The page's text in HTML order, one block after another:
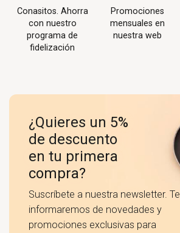
Conasitos. Ahorra
con nuestro
programa de
fidelización
Promociones
mensuales en
nuestra web
¿Quieres un 5%
de descuento
en tu primera
compra?
Suscríbete a nuestra newsletter. Te
informaremos de novedades y
promociones exclusivas para